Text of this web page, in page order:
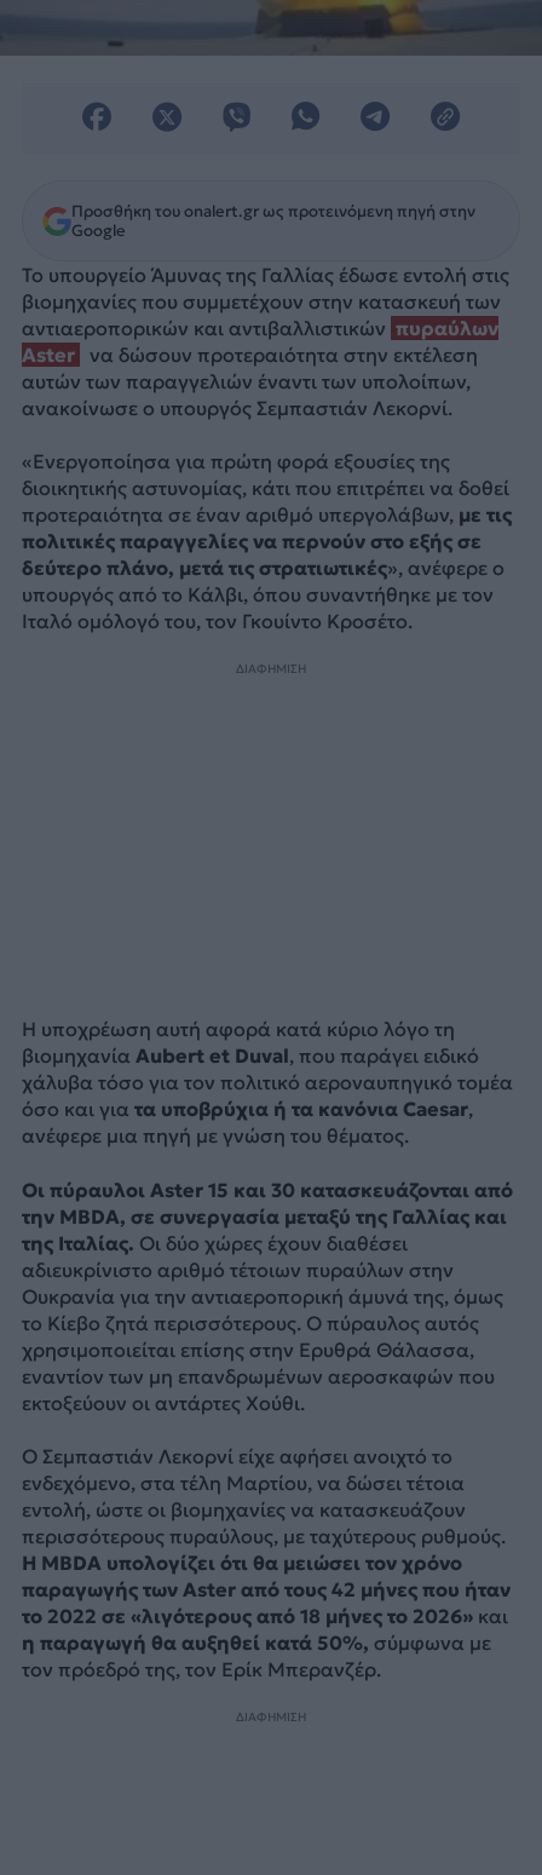
Προσθήκη του onalert.gr ως προτεινόμενη πηγή στην
Google
Το υπουργείο Άμυνας της Γαλλίας έδωσε εντολή στις
βιομηχανίες που συμμετέχουν στην κατασκευή των
αντιαεροπορικών και αντιβαλλιστικών πυραύλων
Aster
να δώσουν προτεραιότητα στην εκτέλεση
αυτών των παραγγελιών έναντι των υπολοίπων,
ανακοίνωσε ο υπουργός Σεμπαστιάν Λεκορνί.
«Ενεργοποίησα για πρώτη φορά εξουσίες της
διοικητικής αστυνομίας, κάτι που επιτρέπει να δοθεί
προτεραιότητα σε έναν αριθμό υπεργολάβων, με τις
πολιτικές παραγγελίες να περνούν στο εξής σε
δεύτερο πλάνο, μετά τις στρατιωτικές», ανέφερε ο
υπουργός από το Κάλβι, όπου συναντήθηκε με τον
Ιταλό ομόλογό του, τον Γκουίντο Κροσέτο.
ΔΙΑΦΗΜΙΣΗ
Η υποχρέωση αυτή αφορά κατά κύριο λόγο τη
βιομηχανία Aubert et Duval, που παράγει ειδικό
χάλυβα τόσο για τον πολιτικό αεροναυπηγικό τομέα
όσο και για τα υποβρύχια ή τα κανόνια Caesar,
ανέφερε μια πηγή με γνώση του θέματος.
Οι πύραυλοι Aster 15 και 30 κατασκευάζονται από
την MBDA, σε συνεργασία μεταξύ της Γαλλίας και
της Ιταλίας. Οι δύο χώρες έχουν διαθέσει
αδιευκρίνιστο αριθμό τέτοιων πυραύλων στην
Ουκρανία για την αντιαεροπορική άμυνά της, όμως
το Κίεβο ζητά περισσότερους. Ο πύραυλος αυτός
χρησιμοποιείται επίσης στην Ερυθρά Θάλασσα,
εναντίον των μη επανδρωμένων αεροσκαφών που
εκτοξεύουν οι αντάρτες Χούθι.
Ο Σεμπαστιάν Λεκορνί είχε αφήσει ανοιχτό το
ενδεχόμενο, στα τέλη Μαρτίου, να δώσει τέτοια
εντολή, ώστε οι βιομηχανίες να κατασκευάζουν
περισσότερους πυραύλους, με ταχύτερους ρυθμούς.
Η MBDA υπολογίζει ότι θα μειώσει τον χρόνο
παραγωγής των Aster από τους 42 μήνες που ήταν
το 2022 σε «λιγότερους από 18 μήνες το 2026»και
η παραγωγή θα αυξηθεί κατά 50%, σύμφωνα με
τον πρόεδρό της, τον Ερίκ Μπερανζέρ.
ΔΙΑΦΗΜΙΣΗ